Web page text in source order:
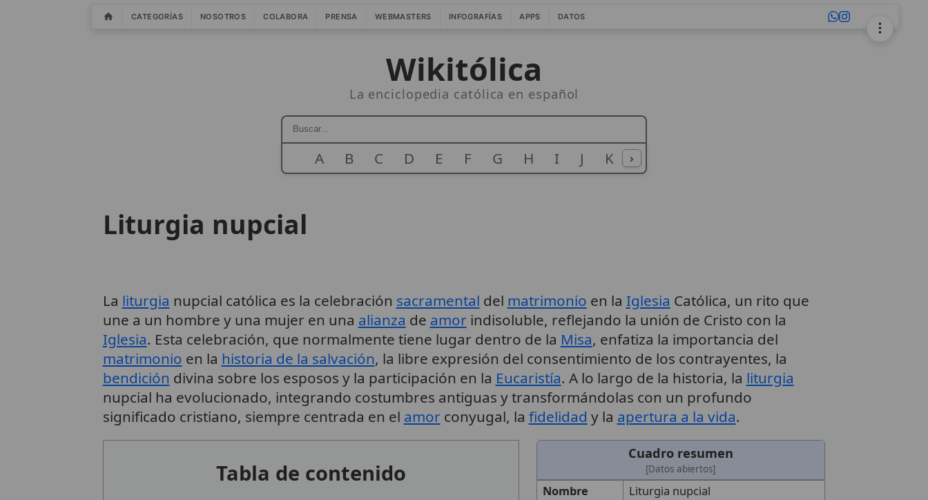
CATEGORÍAS NOSOTROS COLABORA PRENSA WEBMASTERS INFOGRAFÍAS APPS DATOS
Wikitólica
La enciclopedia católica en español
A B C D E F G H I J K L
›
Liturgia nupcial
La liturgia nupcial católica es la celebración sacramental del matrimonio en la Iglesia Católica, un rito que
une a un hombre y una mujer en una alianza de amorindisoluble, reflejando la unión de Cristo con la
Iglesia. Esta celebración, que normalmente tiene lugar dentro de la Misa, enfatiza la importancia del
matrimonio en la historia de la salvación, la libre expresión del consentimiento de los contrayentes, la
bendición divina sobre los esposos y la participación en la Eucaristía. A lo largo de la historia, la liturgia
nupcial ha evolucionado, integrando costumbres antiguas y transformándolas con un profundo
significado cristiano, siempre centrada en el amorconyugal, la fidelidad y la apertura a la vida.
Cuadro resumen
[Datos abiertos]
Nombre
Liturgia nupcial
Tabla de contenido